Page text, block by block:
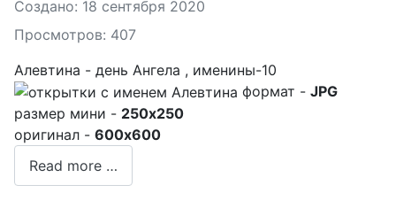
Создано: 18 сентября 2020
Просмотров: 407
Алевтина - день Ангела , именины-10
формат - JPG
размер мини - 250x250
оригинал - 600x600
Read more …